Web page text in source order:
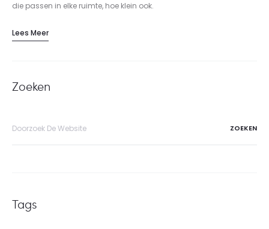
die passen in elke ruimte, hoe klein ook.
Lees Meer
Zoeken
Tags